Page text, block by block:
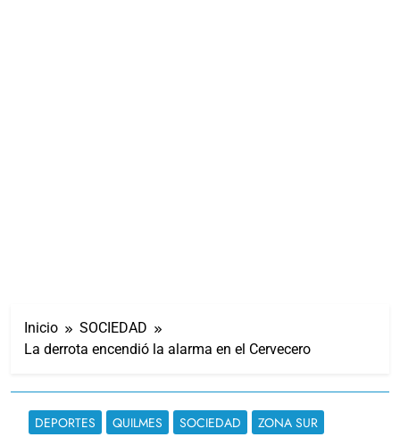
Inicio
SOCIEDAD
La derrota encendió la alarma en el Cervecero
DEPORTES QUILMES SOCIEDAD ZONA SUR